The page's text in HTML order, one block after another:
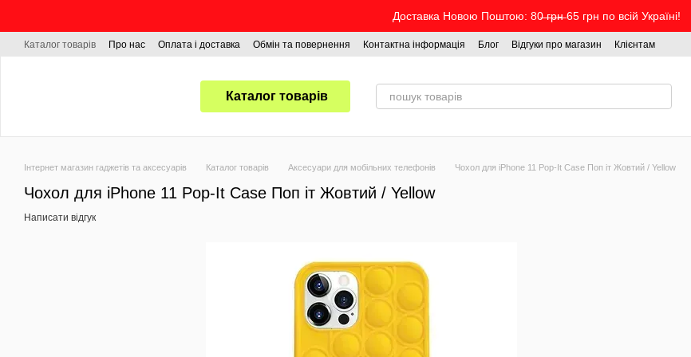
Доставка Новою Поштою: 80̶ ̶г̶р̶н̶ 65 грн по всій Україні!
Каталог товарів Про нас Оплата і доставка Обмін та повернення Контактна інформація Блог Відгуки про магазин Клієнтам
Каталог товарів
Інтернет магазин гаджетів та аксесуарів Каталог товарів Аксесуари для мобільних телефонів Чохол для iPhone 11 Pop-It Case Поп іт Жовтий / Yellow
Чохол для iPhone 11 Pop-It Case Поп іт Жовтий / Yellow
Написати відгук